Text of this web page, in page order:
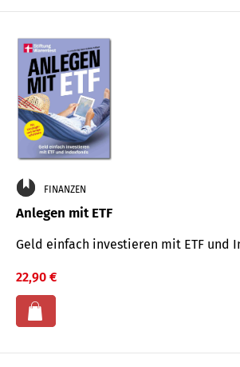
FINANZEN
Anlegen mit ETF
Geld einfach investieren mit ETF und
22,90 €